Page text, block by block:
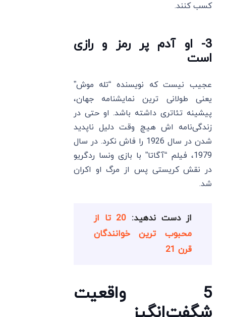
کسب کنند.
3- او آدم پر رمز و رازی
است
عجیب نیست که نویسنده “تله موش”
یعنی طولانی‌ ترین نمایشنامه جهان،
پیشینه تئاتری داشته باشد. او حتی در
زندگی‌نامه ‌اش هیچ وقت دلیل ناپدید
شدن در سال 1926 را فاش نکرد. در سال
1979، فیلم “آگاتا” با بازی ونسا ردگریو
در نقش کریستی پس از مرگ او اکران
شد.
از دست ندهید:
20 تا از
محبوب ترین خوانندگان
قرن 21
5 واقعیت